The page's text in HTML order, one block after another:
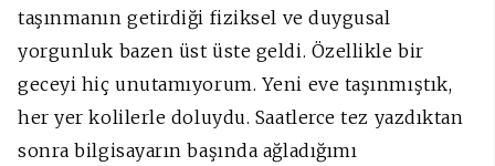
taşınmanın getirdiği fiziksel ve duygusal
yorgunluk bazen üst üste geldi. Özellikle bir
geceyi hiç unutamıyorum. Yeni eve taşınmıştık,
her yer kolilerle doluydu. Saatlerce tez yazdıktan
sonra bilgisayarın başında ağladığımı